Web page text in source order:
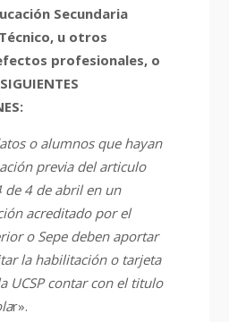
Secundaria
u otros
profesionales, o
o alumnos que hayan
previa del articulo
4 de abril en un
acreditado por el
o Sepe deben aportar
la habilitación o tarjeta
UCSP contar con el titulo
r».